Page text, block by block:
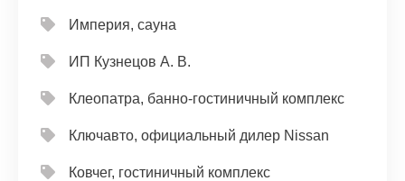
Империя, сауна
ИП Кузнецов А. В.
Клеопатра, банно-гостиничный комплекс
Ключавто, официальный дилер Nissan
Ковчег, гостиничный комплекс